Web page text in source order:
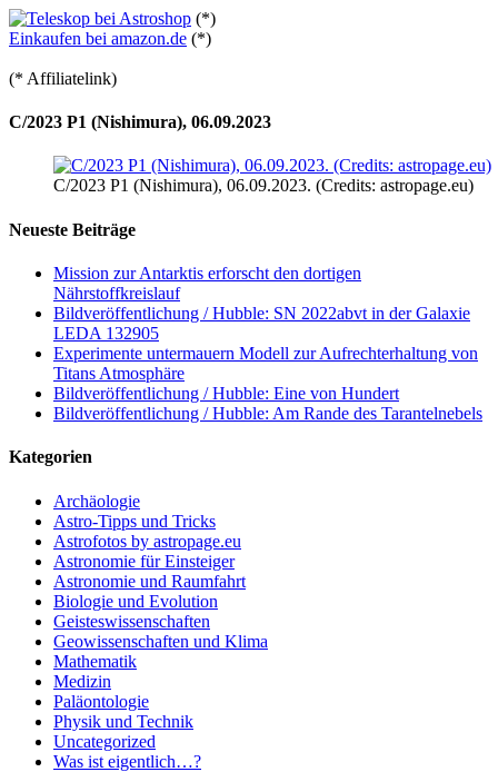
(*)
Einkaufen bei amazon.de (*)
(* Affiliatelink)
C/2023 P1 (Nishimura), 06.09.2023
C/2023 P1 (Nishimura), 06.09.2023. (Credits: astropage.eu)
Neueste Beiträge
Mission zur Antarktis erforscht den dortigen
Nährstoffkreislauf
Bildveröffentlichung / Hubble: SN 2022abvt in der Galaxie
LEDA 132905
Experimente untermauern Modell zur Aufrechterhaltung von
Titans Atmosphäre
Bildveröffentlichung / Hubble: Eine von Hundert
Bildveröffentlichung / Hubble: Am Rande des Tarantelnebels
Kategorien
Archäologie
Astro-Tipps und Tricks
Astrofotos by astropage.eu
Astronomie für Einsteiger
Astronomie und Raumfahrt
Biologie und Evolution
Geisteswissenschaften
Geowissenschaften und Klima
Mathematik
Medizin
Paläontologie
Physik und Technik
Uncategorized
Was ist eigentlich…?